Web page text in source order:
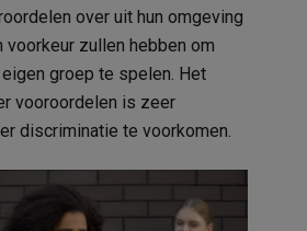
over uit hun omgeving
voorkeur zullen hebben om
groep te spelen. Het
vooroordelen is zeer
discriminatie te voorkomen.